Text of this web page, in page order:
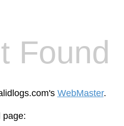
Found
WebMaster.
page: